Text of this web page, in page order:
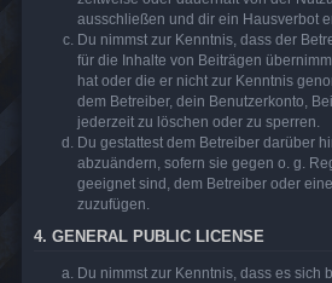
ausschließen und dir ein Hausverbot
Du nimmst zur Kenntnis, dass der
für die Inhalte von Beiträgen
hat oder die er nicht zur Kenntnis
dem Betreiber, dein Benutzerkonto,
jederzeit zu löschen oder zu sperren.
Du gestattest dem Betreiber darüber
abzuändern, sofern sie gegen o. g.
geeignet sind, dem Betreiber oder
zuzufügen.
4. GENERAL PUBLIC LICENSE
Du nimmst zur Kenntnis, dass es sich